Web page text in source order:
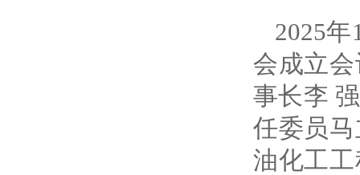
2025
会成立
事长李
任委员
油化工